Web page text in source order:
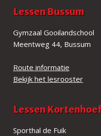
Lessen Bussum
Gymzaal Gooilandschool
Meentweg 44, Bussum
Route informatie
Bekijk het lesrooster
Lessen
Sporthal de Fuik